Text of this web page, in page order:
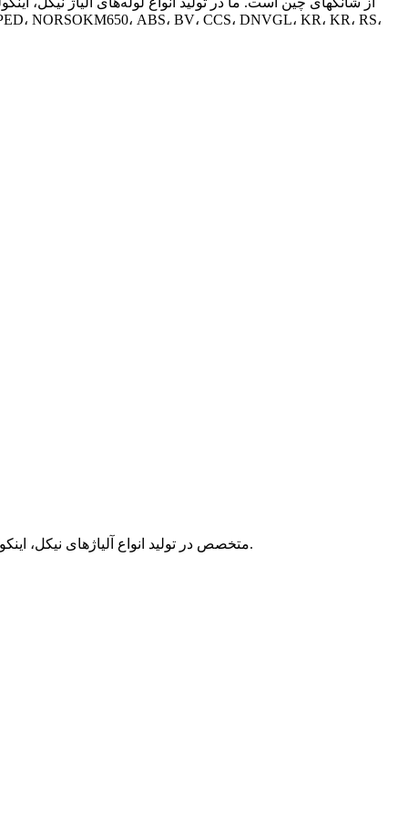
متخصص در تولید انواع آلیاژهای نیکل، اینکولوی، اینکونل، مونل، هاستلوی و لوله‌های فولادی ضد زنگ شامل لوله‌های بدون درز و جوش داده شده، و اتصالات لوله و شیرآلات ابزار دقیق.